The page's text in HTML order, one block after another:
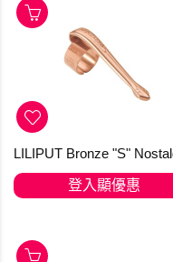
登入顯優惠